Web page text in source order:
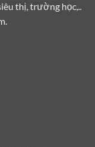
thị, trường học,..